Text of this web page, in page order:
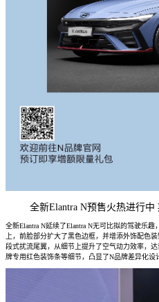
全新Elantra N预售火热进行
全新Elantra N延续了Elantra N无可比拟的驾驶乐
上，前脸部分扩大了黑色边框，并增添外饰配色
段式扰流尾翼，从细节上提升了空气动力效率，
牌专用红色装饰条等细节，凸显了N品牌差异化设